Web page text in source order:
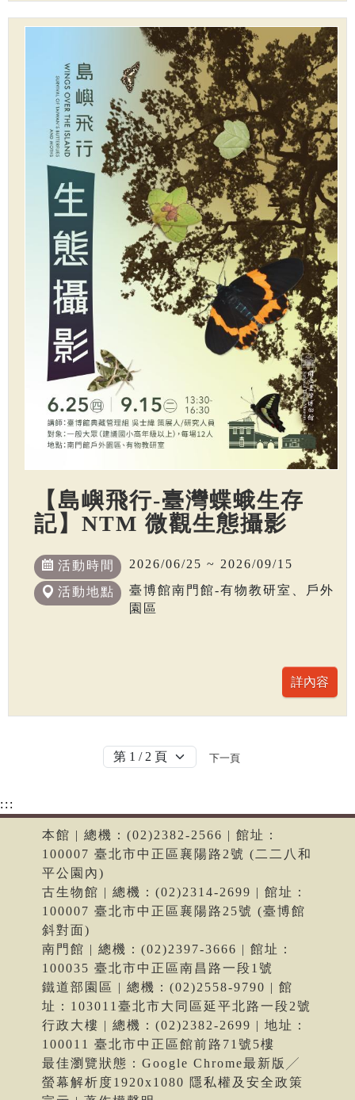
【島嶼飛行-臺灣蝶蛾生存
記】NTM 微觀生態攝影
活動時間 2026/06/25 ~ 2026/09/15
活動地點
臺博館南門館-有物教研室、戶外
園區
下一頁
:::
本館 | 總機：(02)2382-2566 | 館址：
100007 臺北市中正區襄陽路2號 (二二八和
平公園內)
古生物館 | 總機：(02)2314-2699 | 館址：
100007 臺北市中正區襄陽路25號 (臺博館
斜對面)
南門館 | 總機：(02)2397-3666 | 館址：
100035 臺北市中正區南昌路一段1號
鐵道部園區 | 總機：(02)2558-9790 | 館
址：103011臺北市大同區延平北路一段2號
行政大樓 | 總機：(02)2382-2699 | 地址：
100011 臺北市中正區館前路71號5樓
最佳瀏覽狀態：Google Chrome最新版╱
螢幕解析度1920x1080 隱私權及安全政策